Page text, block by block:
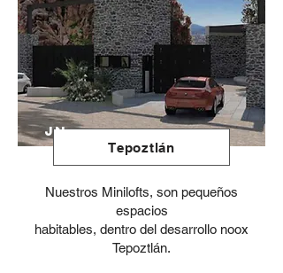
Tepoztlán
JN
Nuestros Minilofts, son pequeños
espacios
habitables, dentro del desarrollo noox
Tepoztlán.